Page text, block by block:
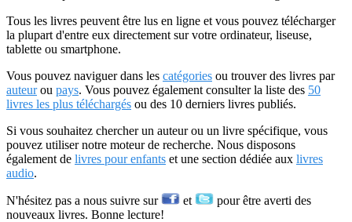
Tous les livres peuvent être lus en ligne et vous pouvez télécharger
la plupart d'entre eux directement sur votre ordinateur, liseuse,
tablette ou smartphone.
Vous pouvez naviguer dans les catégories ou trouver des livres par
auteurou pays. Vous pouvez également consulter la liste des 50
livres les plus téléchargés ou des 10 derniers livres publiés.
Si vous souhaitez chercher un auteur ou un livre spécifique, vous
pouvez utiliser notre moteur de recherche. Nous disposons
également de livres pour enfants et une section dédiée aux livres
audio.
N'hésitez pas a nous suivre sur et
pour être averti des
nouveaux livres. Bonne lecture!